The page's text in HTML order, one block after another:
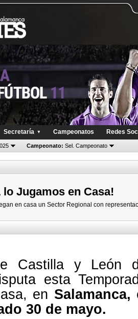
Secretaría ▼ Campeonatos Redes
Campeonato: Sel. Campeonato
Jugamos en Casa!
en casa un Sector Regional con
Castilla y León
esta
en Salamanca,
30 de mayo.